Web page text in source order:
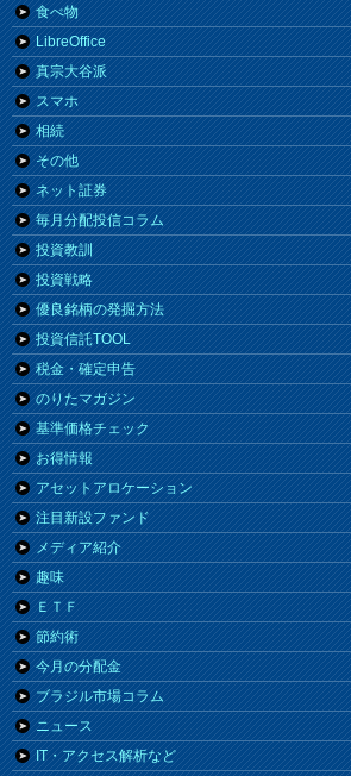
食べ物
LibreOffice
真宗大谷派
スマホ
相続
その他
ネット証券
毎月分配投信コラム
投資教訓
投資戦略
優良銘柄の発掘方法
投資信託TOOL
税金・確定申告
のりたマガジン
基準価格チェック
お得情報
アセットアロケーション
注目新設ファンド
メディア紹介
趣味
ＥＴＦ
節約術
今月の分配金
ブラジル市場コラム
ニュース
IT・アクセス解析など